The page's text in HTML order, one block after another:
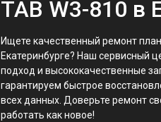
TAB W3-810 в
Ищете качественный ремонт
Екатеринбурге? Наш сервисный
подход и высококачественные
гарантируем быстрое
всех данных. Доверьте ремонт
работать как новое!